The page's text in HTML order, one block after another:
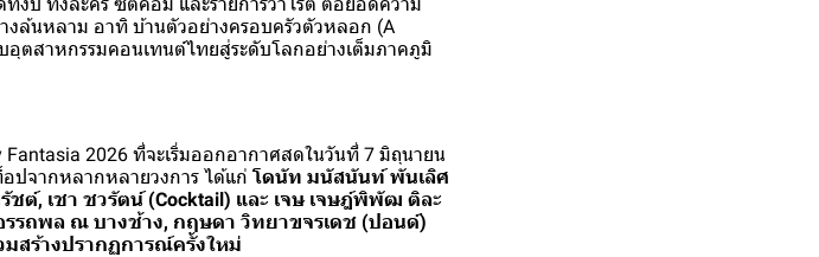
งล้นหลาม อาทิ บ้านตัวอย่างครอบครัวตัวหลอก (A
อุตสาหกรรมคอนเทนต์ไทยสู่ระดับโลกอย่างเต็มภาคภูมิ
2026 ที่จะเริ่มออกอากาศสดในวันที่ 7 มิถุนายน
ปจากหลากหลายวงการ ได้แก่ โดนัท มนัสนันท์ พันเลิศ
ต์, เชา ชวรัตน์ (Cocktail) และ เจษ เจษฎ์พิพัฒ ติละ
รถพล ณ บางช้าง, กฤษดา วิทยาขจรเดช (ปอนด์)
สร้างปรากฏการณ์ครั้งใหม่